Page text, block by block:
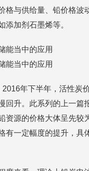
格与供给量、铅价格波
添加剂石墨烯等。
2016年下半年，活性炭
回升。此系列的上一篇
资源的价格大体呈先较
有一定幅度的提升，具